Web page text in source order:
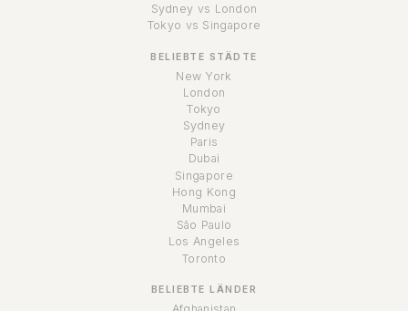
Sydney vs London
Tokyo vs Singapore
BELIEBTE STÄDTE
New York
London
Tokyo
Sydney
Paris
Dubai
Singapore
Hong Kong
Mumbai
São Paulo
Los Angeles
Toronto
BELIEBTE LÄNDER